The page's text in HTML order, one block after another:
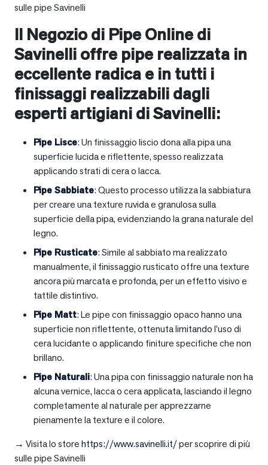
sulle pipe Savinelli
Il Negozio di Pipe Online di
Savinelli offre pipe realizzata in
eccellente radica e in tutti i
finissaggi realizzabili dagli
esperti artigiani di Savinelli:
Pipe Lisce: Un finissaggio liscio dona alla pipa una
superficie lucida e riflettente, spesso realizzata
applicando strati di cera o lacca.
Pipe Sabbiate: Questo processo utilizza la sabbiatura
per creare una texture ruvida e granulosa sulla
superficie della pipa, evidenziando la grana naturale del
legno.
Pipe Rusticate: Simile al sabbiato ma realizzato
manualmente, il finissaggio rusticato offre una texture
ancora più marcata e profonda, per un effetto visivo e
tattile distintivo.
Pipe Matt: Le pipe con finissaggio opaco hanno una
superficie non riflettente, ottenuta limitando l’uso di
cera lucidante o applicando finiture specifiche che non
brillano.
Pipe Naturali: Una pipa con finissaggio naturale non ha
alcuna vernice, lacca o cera applicata, lasciando il legno
completamente al naturale per apprezzarne
pienamente la texture e il colore.
→ Visita lo storehttps://www.savinelli.it/per scoprire di più
sulle pipe Savinelli